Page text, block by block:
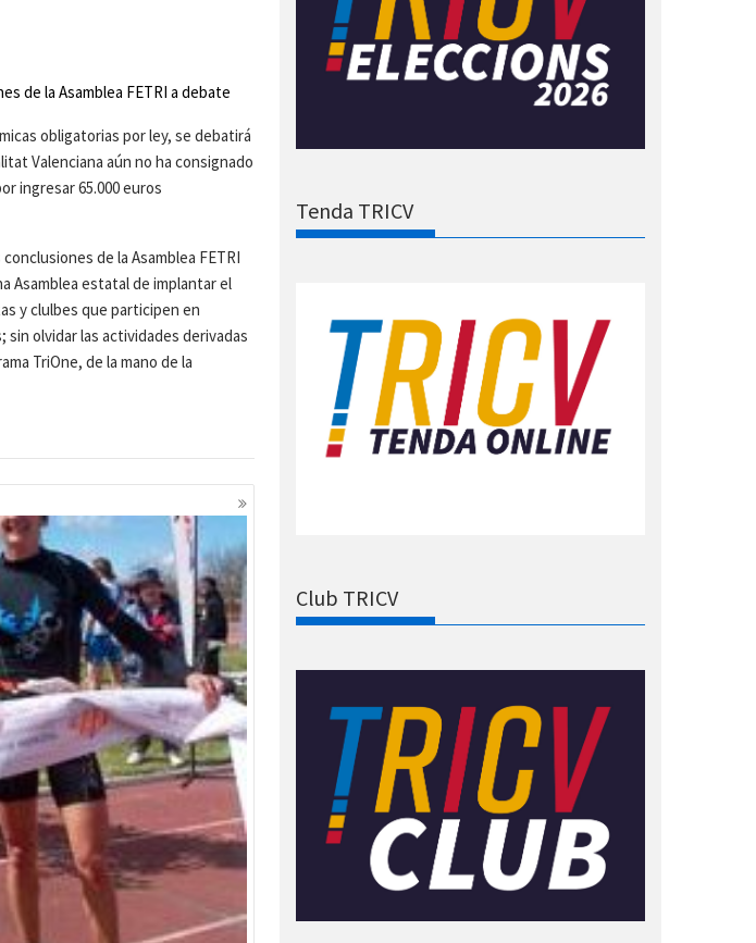
de la Asamblea FETRI a debate
obligatorias por ley, se debatirá
Valenciana aún no ha consignado
ingresar 65.000 euros
de la Asamblea FETRI
Asamblea estatal de implantar el
y clulbes que participen en
olvidar las actividades derivadas
TriOne, de la mano de la
Tenda TRICV
Club TRICV